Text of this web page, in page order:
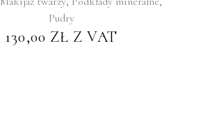
Pudry
130,00 ZŁ Z VAT